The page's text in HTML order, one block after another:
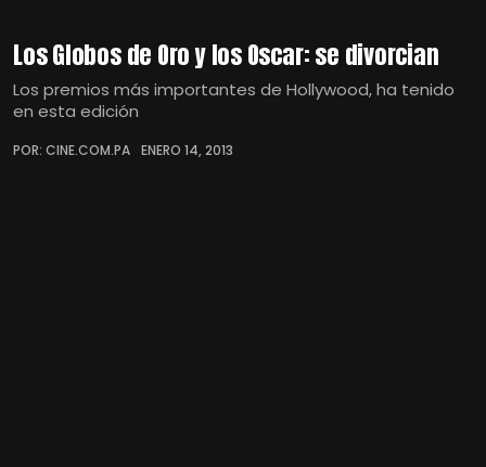
Los Globos de Oro y los Oscar: se divorcian
Los premios más importantes de Hollywood, ha tenido
en esta edición
POR: CINE.COM.PA ENERO 14, 2013